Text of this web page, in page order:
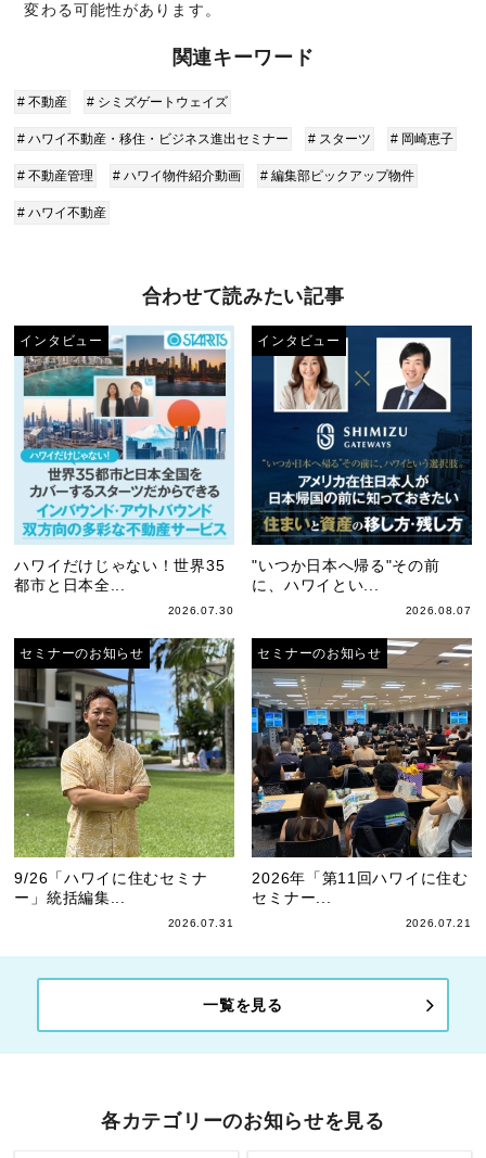
変わる可能性があります。
関連キーワード
# 不動産 # シミズゲートウェイズ
# ハワイ不動産・移住・ビジネス進出セミナー # スターツ # 岡崎恵子
# 不動産管理 # ハワイ物件紹介動画 # 編集部ピックアップ物件
# ハワイ不動産
合わせて読みたい記事
インタビュー
ハワイだけじゃない！世界35
都市と日本全...
2026.07.30
インタビュー
"いつか日本へ帰る"その前
に、ハワイとい...
2026.08.07
セミナーのお知らせ
9/26「ハワイに住むセミナ
ー」統括編集...
2026.07.31
セミナーのお知らせ
2026年「第11回ハワイに住む
セミナー...
2026.07.21
一覧を見る
各カテゴリーのお知らせを見る